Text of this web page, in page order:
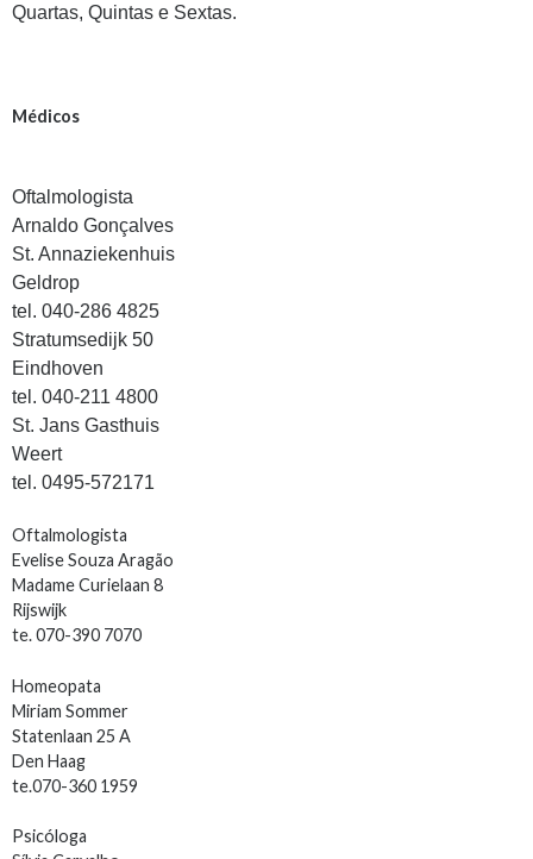
Quartas, Quintas e Sextas.
Médicos
Oftalmologista
Arnaldo Gonçalves
St. Annaziekenhuis
Geldrop
tel. 040-286 4825
Stratumsedijk 50
Eindhoven
tel. 040-211 4800
St. Jans Gasthuis
Weert
tel. 0495-572171
Oftalmologista
Evelise Souza Aragão
Madame Curielaan 8
Rijswijk
te. 070-390 7070
Homeopata
Miriam Sommer
Statenlaan 25 A
Den Haag
te.070-360 1959
Psicóloga